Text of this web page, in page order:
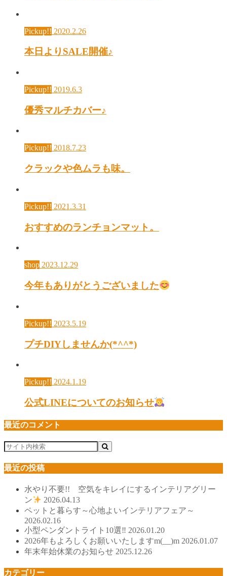
Pickup!! 2020.2.26
本日よりSALE開催♪
Pickup!! 2019.6.3
優秀マルチカバー♪
Pickup!! 2018.7.23
クラックや色ムラも味。
Pickup!! 2021.3.31
おすすめのランチョンマット。
shop 2023.12.29
今年もありがとうございました
Pickup!! 2023.5.19
プチDIYしませんか(*^^*)
Pickup!! 2024.1.19
公式LINEについてのお知らせ
最近のコメント
最近の投稿
水やり不要!! 空気をキレイにするインテリアグリー
ン
2026.04.13
ペットと暮らす～心地よいインテリアフェア～
2026.02.16
小型ペンダントライト10選‼ 2026.01.20
2026年もよろしくお願いいたしますm(__)m 2026.01.07
年末年始休業のお知らせ 2025.12.26
カテゴリー